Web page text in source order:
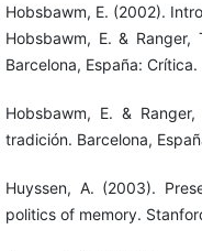
Hobsbawm, E. (2002).
Hobsbawm, E. &
Barcelona, España: Crítica.
Hobsbawm, E. &
tradición. Barcelona,
Huyssen, A. (2003).
politics of memory.